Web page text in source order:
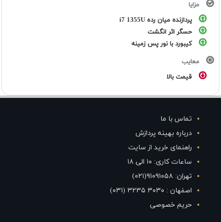
مزایا
پردازنده میان رده i7 1355U
حسگر اثر انگشت
کیبورد با نور پس زمینه
معایب
قیمت بالا
تماس با ما
درباره بهینه پردازش
راهنمای خرید از سایت
ساعات کاری: ۱۰ الی ۱۸
تهران: ۹۱۰۹۱۰۵۸(۰۲۱)
اصفهان : ۳۰۳۰ ۳۲۳۵ (۰۳۱)
حریم خصوصی